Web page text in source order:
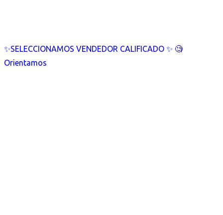
✨SELECCIONAMOS VENDEDOR CALIFICADO ✨ 🧐
Orientamos